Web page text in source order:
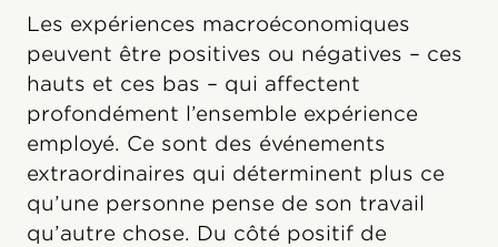
Les expériences macroéconomiques
peuvent être positives ou négatives – ces
hauts et ces bas – qui affectent
profondément l’ensemble expérience
employé. Ce sont des événements
extraordinaires qui déterminent plus ce
qu’une personne pense de son travail
qu’autre chose. Du côté positif de